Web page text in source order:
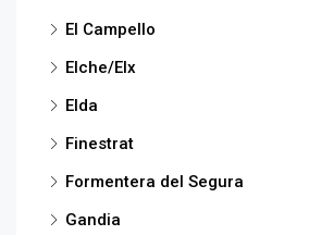
El Campello
Elche/Elx
Elda
Finestrat
Formentera del Segura
Gandia